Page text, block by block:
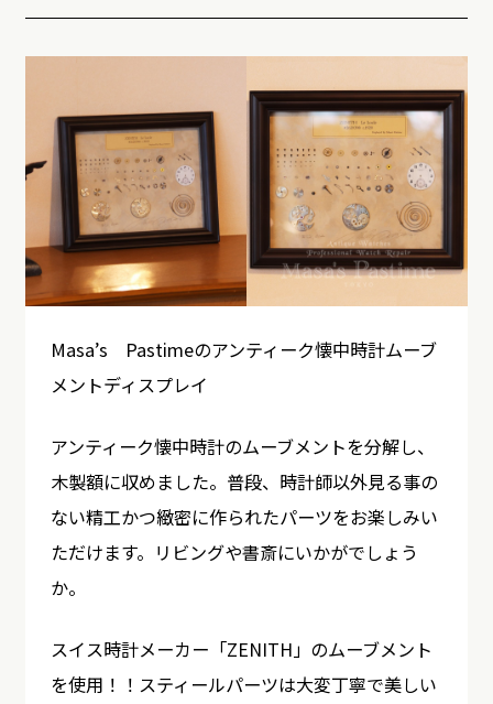
Masa’s Pastimeのアンティーク懐中時計ムーブ
メントディスプレイ
アンティーク懐中時計のムーブメントを分解し、
木製額に収めました。普段、時計師以外見る事の
ない精工かつ緻密に作られたパーツをお楽しみい
ただけます。リビングや書斎にいかがでしょう
か。
スイス時計メーカー「ZENITH」のムーブメント
を使用！！スティールパーツは大変丁寧で美しい